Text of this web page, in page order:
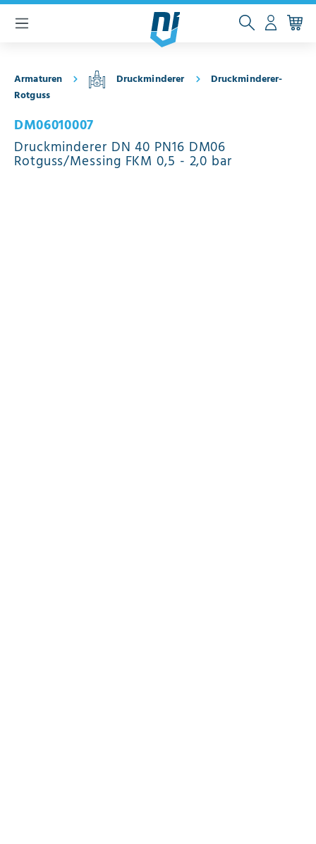
springen
Armaturen Druckminderer
Druckminderer-
Rotguss
DM06010007
Druckminderer DN 40 PN16 DM06
Rotguss/Messing FKM 0,5 - 2,0 bar